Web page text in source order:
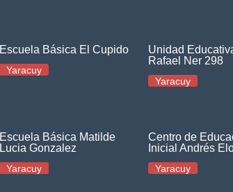
Escuela Básica El Cupido
Yaracuy
Unidad
Rafael Ner 298
Yaracuy
Escuela Básica Matilde
Lucia Gonzalez
Yaracuy
Centro de
Inicial Andrés
Yaracuy